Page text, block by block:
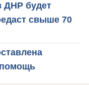
ДНР будет
свыше 70
помощь